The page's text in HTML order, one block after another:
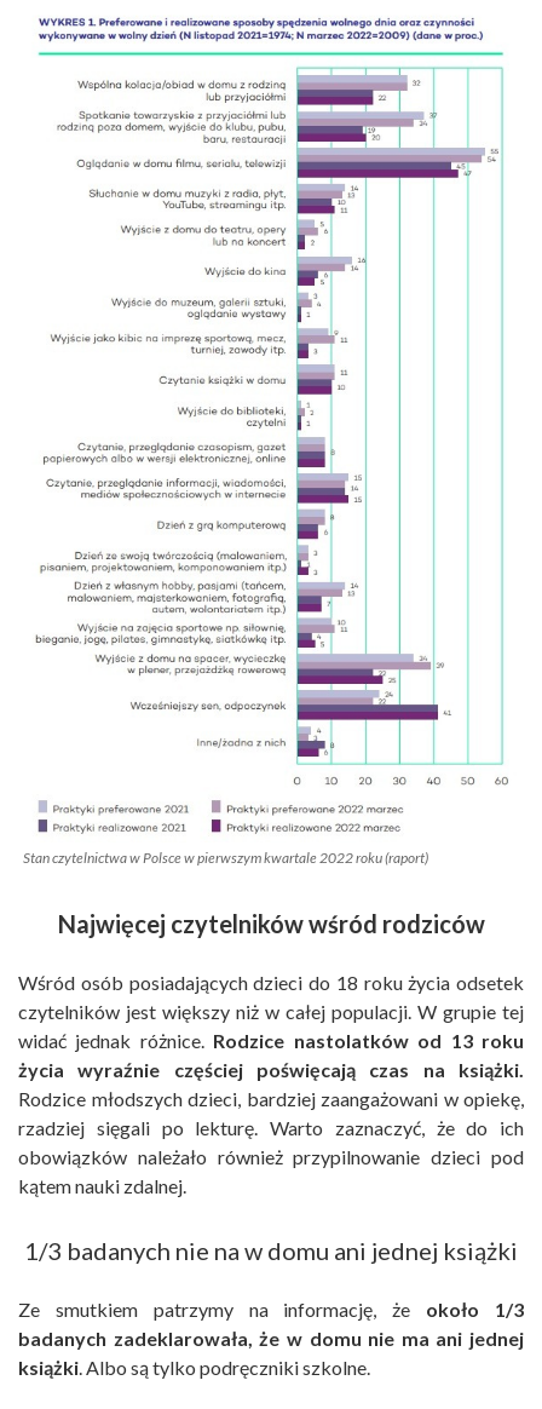
Stan czytelnictwa w Polsce w pierwszym kwartale 2022 roku (raport)
Najwięcej czytelników wśród rodziców
Wśród osób posiadających dzieci do 18 roku życia odsetek
czytelników jest większy niż w całej populacji. W grupie tej
widać jednak różnice. Rodzice nastolatków od 13 roku
życia wyraźnie częściej poświęcają czas na książki.
Rodzice młodszych dzieci, bardziej zaangażowani w opiekę,
rzadziej sięgali po lekturę. Warto zaznaczyć, że do ich
obowiązków należało również przypilnowanie dzieci pod
kątem nauki zdalnej.
1/3 badanych nie na w domu ani jednej książki
Ze smutkiem patrzymy na informację, że około 1/3
badanych zadeklarowała, że w domu nie ma ani jednej
książki . Albo są tylko podręczniki szkolne.